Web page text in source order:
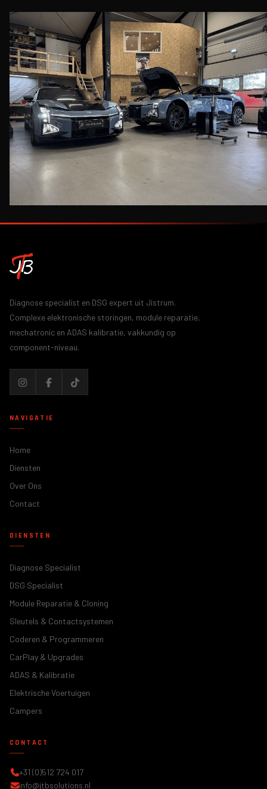
BEL DIRECT
Diagnose specialist en DSG expert uit Jistrum.
Complexe elektronische storingen, module reparatie,
mechatronic en ADAS kalibratie, vakkundig op
component-niveau.
NAVIGATIE
Home
Diensten
Over Ons
Contact
DIENSTEN
Diagnose Specialist
DSG Specialist
Module Reparatie & Cloning
Sleutels & Contactsystemen
Coderen & Programmeren
CarPlay & Upgrades
ADAS & Kalibratie
Elektrische Voertuigen
Campers
CONTACT
+31 (0)512 724 017
info@jtbsolutions.nl